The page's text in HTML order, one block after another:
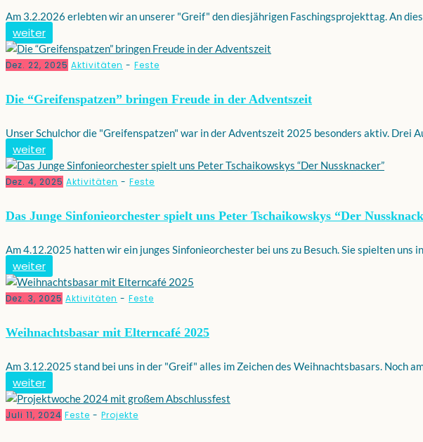
Am 3.2.2026 erlebten wir an unserer "Greif" den diesjährigen Faschingsprojekttag. An
weiter
Dez. 22, 2025 Aktivitäten - Feste
Die “Greifenspatzen” bringen Freude in der Adventszeit
Unser Schulchor die "Greifenspatzen" war in der Adventszeit 2025 besonders aktiv. Drei
weiter
Dez. 4, 2025 Aktivitäten - Feste
Das Junge Sinfonieorchester spielt uns Peter Tschaikowskys “Der
Am 4.12.2025 hatten wir ein junges Sinfonieorchester bei uns zu Besuch. Sie spielten uns
weiter
Dez. 3, 2025 Aktivitäten - Feste
Weihnachtsbasar mit Elterncafé 2025
Am 3.12.2025 stand bei uns in der "Greif" alles im Zeichen des Weihnachtsbasars. Noch
weiter
Juli 11, 2024 Feste - Projekte